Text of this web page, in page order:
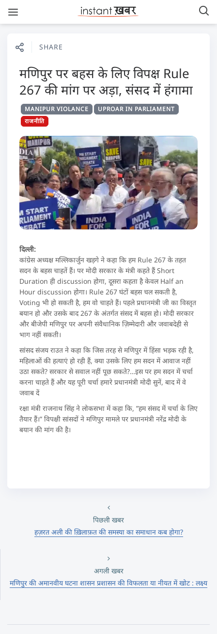
SHARE
मणिपुर पर बहस के लिए विपक्ष Rule
267 की मांग पर अड़ा, संसद में हंगामा
MANIPUR VIOLANCE
UPROAR IN PARLIAMENT
राजनीति
दिल्ली:
कांग्रेस अध्यक्ष मल्लिकार्जुन खड़गे ने कहा कि हम Rule 267 के तहत
सदन के बहस चाहतें हैं। पर मोदी सरकार के मंत्री कहते हैं Short
Duration ही discussion होगा, दूसरा कहता है केवल Half an
Hour discussion होगा। Rule 267 घंटों बहस चल सकती है,
Voting भी हो सकती है, हम वो चाहते हैं। पहले प्रधानमंत्री जी का विस्तृत
बयान हो और उसके बाद 267 के अंतर्गत संसद में बहस हो। मोदी सरकार
और बीजेपी मणिपुर पर अपनी संवैधानिक ज़िम्मेदारी और जवाबदेही से
भाग नहीं सकती।
सांसद संजय राउत ने कहा कि जिस तरह से मणिपुर में हिंसा भड़क रही है,
महिलाओं की हत्याएं हो रही हैं, क्या उसके लिए हम सदन में आवाज नहीं
उठा सकते? सरकार से सवाल नहीं पूछ सकते?…इस पर हम सदन में चर्चा
करना चाहते हैं और यह पूरी चर्चा हमारे प्रधानमंत्री मोदी सुनें, बाद में वे
जवाब दें
रक्षा मंत्री राजनाथ सिंह ने लोकसभा में कहा कि, ”हम संसद में चर्चा के लिए
तैयार हैं।” विपक्षी सांसदों ने मणिपुर मामले पर प्रधानमंत्री नरेंद्र मोदी के
बयान की मांग की है।
पिछली खबर
हज़रत अली की ख़िलाफ़त की समस्या का समाधान कब होगा?
अगली खबर
मणिपुर की अमानवीय घटना शासन प्रशासन की विफलता या नीयत में खोट : लक्ष्य